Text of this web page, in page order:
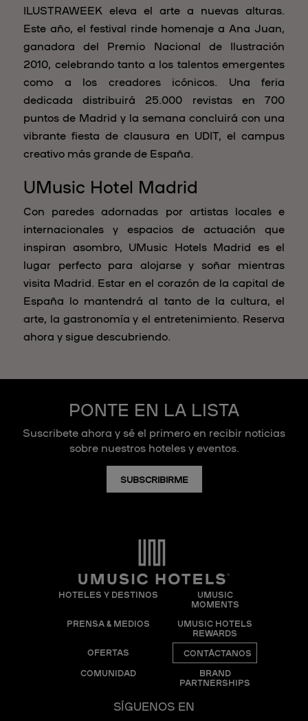
ILUSTRAWEEK eleva el arte a nuevas alturas.
Este año, el festival rinde homenaje a Ana Juan,
ganadora del Premio Nacional de Ilustración
2010, celebrando tanto a los talentos emergentes
como a los creadores icónicos. Una feria
dedicada distribuirá 25.000 revistas en 700
puntos de Madrid y la semana concluirá con una
vibrante fiesta de clausura en UDIT, el campus
creativo más grande de España.
UMusic Hotel Madrid
Con paredes adornadas por artistas locales e
internacionales y espacios de actuación que
inspiran asombro, UMusic Hotels Madrid es el
lugar perfecto para alojarse y soñar mientras
visita Madrid. Estar en el corazón de la capital de
España lo mantendrá al tanto de la cultura, el
arte, la gastronomía y el entretenimiento. Reserva
ahora y sigue descubriendo.
PONTE EN LA LISTA
Suscribete ahora y sé el primero en recibir noticias
sobre nuestros hoteles y eventos.
SUBSCRIBIRME
HOTELES Y DESTINOS
UMUSIC
MOMENTS
PRENSA & MEDIOS
UMUSIC HOTELS
REWARDS
OFERTAS
CONTÁCTANOS
COMUNIDAD
BRAND
PARTNERSHIPS
SÍGUENOS EN